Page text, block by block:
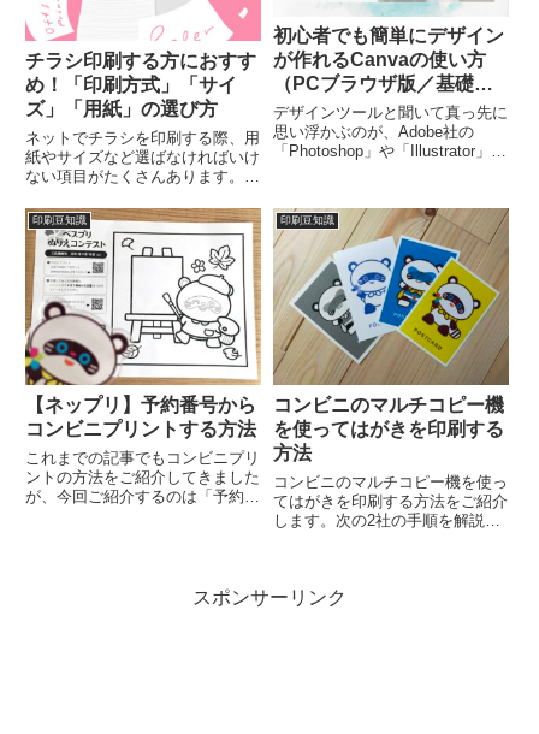
重ね、データを蓄積していくこと
で、より便利で強力な相棒になり
得るツールなんです！
チラシ印刷する方におすす
め！「印刷方式」「サイ
ズ」「用紙」の選び方
ネットでチラシを印刷する際、用
紙やサイズなど選ばなければいけ
ない項目がたくさんあります。今
紙」についてそれぞれの特徴を比
較してみました。チラシを印刷し
たいけど、ネット印刷はいろいろ
選ぶ項目が多くて難しそうとい
う...
初心者でも簡単にデザイン
が作れるCanvaの使い方
（PCブラウザ版／基礎
編）
デザインツールと聞いて真っ先に
思い浮かぶのが、Adobe社の
「Photoshop」や「Illustrator」と
けれど、多機能すぎて使いこなせ
ない...」そんなお悩みをお持ちで
はな...
印刷豆知識
【ネップリ】予約番号から
コンビニプリントする方法
これまでの記事でもコンビニプリ
ントの方法をご紹介してきました
が、今回ご紹介するのは「予約番
をプリントしたい！」 この記...
印刷豆知識
コンビニのマルチコピー機
を使ってはがきを印刷する
方法
コンビニのマルチコピー機を使っ
てはがきを印刷する方法をご紹介
します。次の2社の手順を解説い
ピー・・・写真など印刷原稿を持
スポンサーリンク